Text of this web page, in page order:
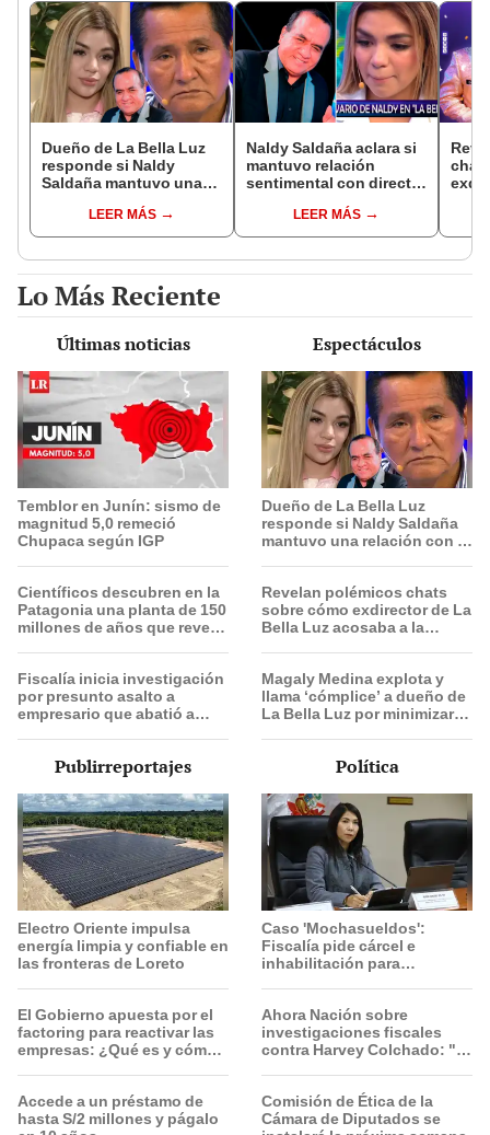
Dueño de La Bella Luz
responde si Naldy
Saldaña mantuvo una
exdirector musical: “No
me consta”
LEER MÁS
Naldy Saldaña aclara si
mantuvo relación
sentimental con director
denunciarlo por
tocamientos: “Me
LEER MÁS
Lo Más Reciente
Últimas noticias
Temblor en Junín: sismo de
magnitud 5,0 remeció
Chupaca según IGP
Científicos descubren en la
Patagonia una planta de 150
millones de años que revela
Fiscalía inicia investigación
por presunto asalto a
empresario que abatió a
Espectáculos
Dueño de La Bella Luz
responde si Naldy Saldaña
mantuvo una relación con el
Revelan polémicos chats
sobre cómo exdirector de La
Bella Luz acosaba a la
Magaly Medina explota y
llama ‘cómplice’ a dueño de
La Bella Luz por minimizar
Sánchez: “No le interesaba”
Publirreportajes
Electro Oriente impulsa
energía limpia y confiable en
las fronteras de Loreto
El Gobierno apuesta por el
factoring para reactivar las
empresas: ¿Qué es y cómo
Accede a un préstamo de
hasta S/2 millones y págalo
Política
Caso 'Mochasueldos':
Fiscalía pide cárcel e
inhabilitación para
Ahora Nación sobre
investigaciones fiscales
contra Harvey Colchado: "El
Comisión de Ética de la
Cámara de Diputados se